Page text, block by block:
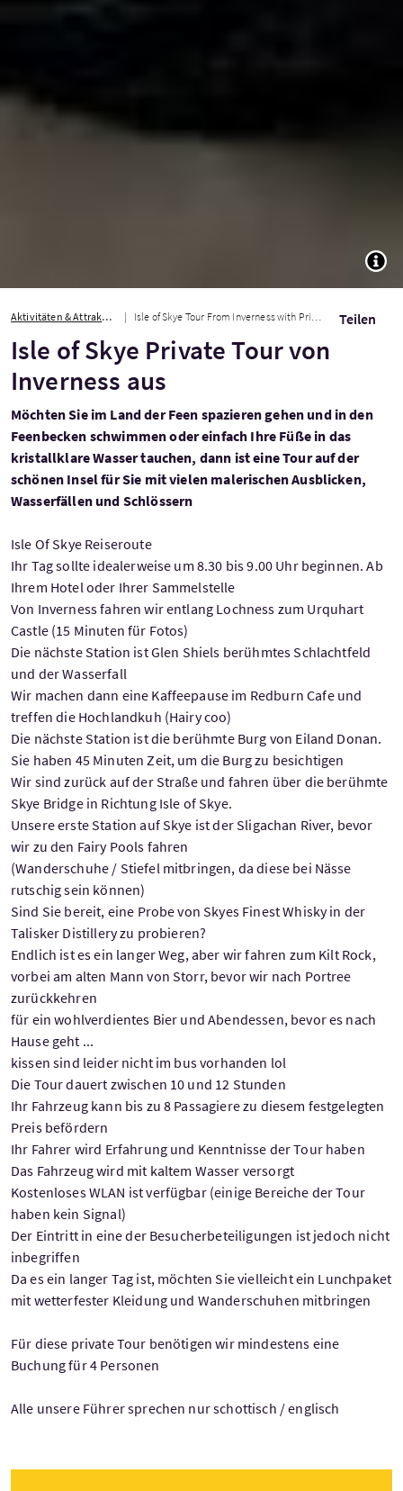
Aktivitäten & Attraktionen Isle of Skye Tour From Inverness with Private Driver Teilen
Isle of Skye Private Tour von
Inverness aus
Möchten Sie im Land der Feen spazieren gehen und in den
Feenbecken schwimmen oder einfach Ihre Füße in das
kristallklare Wasser tauchen, dann ist eine Tour auf der
schönen Insel für Sie mit vielen malerischen Ausblicken,
Wasserfällen und Schlössern
Isle Of Skye Reiseroute
Ihr Tag sollte idealerweise um 8.30 bis 9.00 Uhr beginnen. Ab
Ihrem Hotel oder Ihrer Sammelstelle
Von Inverness fahren wir entlang Lochness zum Urquhart
Castle (15 Minuten für Fotos)
Die nächste Station ist Glen Shiels berühmtes Schlachtfeld
und der Wasserfall
Wir machen dann eine Kaffeepause im Redburn Cafe und
treffen die Hochlandkuh (Hairy coo)
Die nächste Station ist die berühmte Burg von Eiland Donan.
Sie haben 45 Minuten Zeit, um die Burg zu besichtigen
Wir sind zurück auf der Straße und fahren über die berühmte
Skye Bridge in Richtung Isle of Skye.
Unsere erste Station auf Skye ist der Sligachan River, bevor
wir zu den Fairy Pools fahren
(Wanderschuhe / Stiefel mitbringen, da diese bei Nässe
rutschig sein können)
Sind Sie bereit, eine Probe von Skyes Finest Whisky in der
Talisker Distillery zu probieren?
Endlich ist es ein langer Weg, aber wir fahren zum Kilt Rock,
vorbei am alten Mann von Storr, bevor wir nach Portree
zurückkehren
für ein wohlverdientes Bier und Abendessen, bevor es nach
Hause geht ...
kissen sind leider nicht im bus vorhanden lol
Die Tour dauert zwischen 10 und 12 Stunden
Ihr Fahrzeug kann bis zu 8 Passagiere zu diesem festgelegten
Preis befördern
Ihr Fahrer wird Erfahrung und Kenntnisse der Tour haben
Das Fahrzeug wird mit kaltem Wasser versorgt
Kostenloses WLAN ist verfügbar (einige Bereiche der Tour
haben kein Signal)
Der Eintritt in eine der Besucherbeteiligungen ist jedoch nicht
inbegriffen
Da es ein langer Tag ist, möchten Sie vielleicht ein Lunchpaket
mit wetterfester Kleidung und Wanderschuhen mitbringen
Für diese private Tour benötigen wir mindestens eine
Buchung für 4 Personen
Alle unsere Führer sprechen nur schottisch / englisch